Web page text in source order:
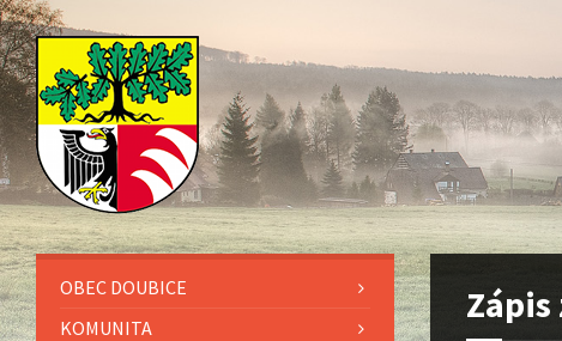
Zápis
OBEC DOUBICE
KOMUNITA